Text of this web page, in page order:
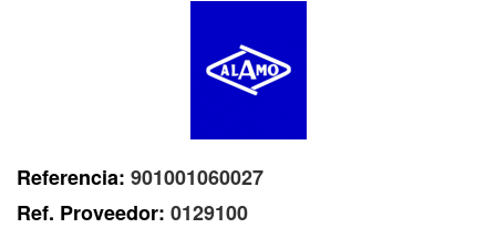
Referencia: 901001060027
Ref. Proveedor: 0129100